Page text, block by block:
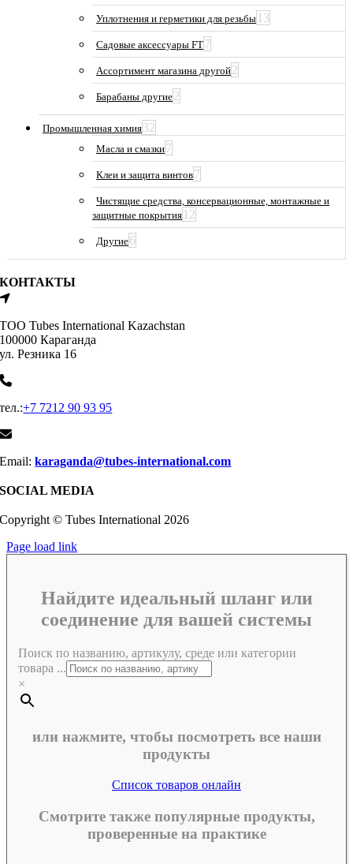
Уплотнения и герметики для резьбы 13
Садовые аксессуары FT7
Ассортимент магазина другой2
Барабаны другие2
Промышленная химия32
Масла и смазки7
Клеи и защита винтов7
Чистящие средства, консервационные, монтажные и
защитные покрытия 12
Другие6
КОНТАКТЫ
ТОО Tubes International Kazachstan
100000 Караганда
ул. Резника 16
тел.:+7 7212 90 93 95
Email:karaganda@tubes-international.com
SOCIAL MEDIA
Copyright © Tubes International 2026
Page load link
Найдите идеальный шланг или
соединение для вашей системы
Поиск по названию, артикулу, среде или категории
товара ...
×
или нажмите, чтобы посмотреть все наши
продукты
Список товаров онлайн
Смотрите также популярные продукты,
проверенные на практике